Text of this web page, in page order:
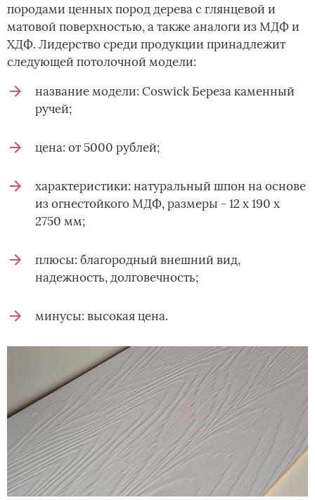
породами ценных пород дерева с глянцевой и
матовой поверхностью, а также аналоги из МДФ и
ХДФ. Лидерство среди продукции принадлежит
следующей потолочной модели:
название модели: Coswick Береза каменный
ручей;
цена: от 5000 рублей;
характеристики: натуральный шпон на основе
из огнестойкого МДФ, размеры - 12 х 190 х
2750 мм;
плюсы: благородный внешний вид,
надежность, долговечность;
минусы: высокая цена.